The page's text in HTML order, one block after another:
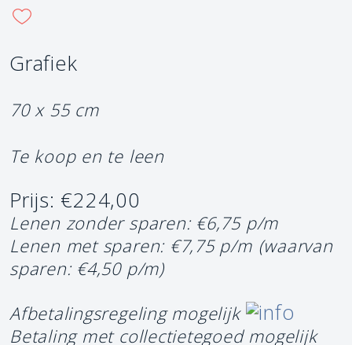
Grafiek
70 x 55 cm
Te koop en te leen
Prijs: €224,00
Lenen zonder sparen: €6,75 p/m
Lenen met sparen: €7,75 p/m (waarvan
sparen: €4,50 p/m)
Afbetalingsregeling mogelijk
Betaling met collectietegoed mogelijk